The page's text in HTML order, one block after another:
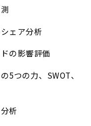
ェア分析
の影響評価
5つの力、SWOT、
析